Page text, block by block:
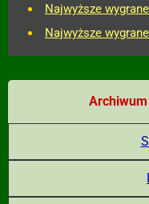
Najwyższe
Najwyższe